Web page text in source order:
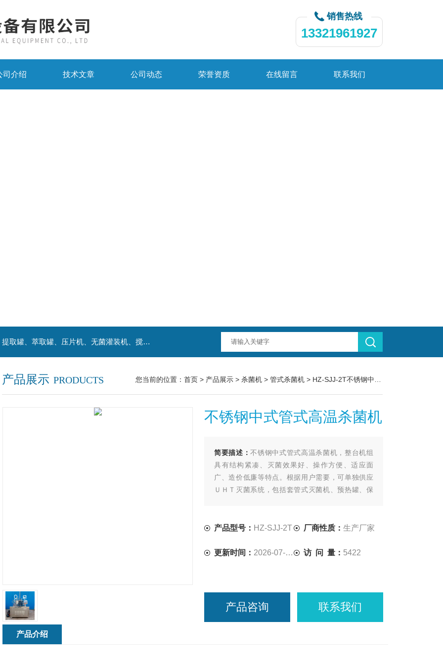
销售热线
13321961927
司介绍 技术文章 公司动态 荣誉资质 在线留言 联系我们
主营产品：喷雾干燥机、提取浓缩机组、杀菌机、提取罐、萃取罐、压片机、无菌灌装机、搅拌罐、发酵罐、等罐类。
产品展示 PRODUCTS 您当前的位置： 首页 > 产品展示 > 杀菌机 > 管式杀菌机 > HZ-SJJ-2T不锈钢中式管式高温杀菌机
不锈钢中式管式高温杀菌机
简要描述：不锈钢中式管式高温杀菌机，整台机组
具有结构紧凑、灭菌效果好、操作方便、适应面
广、造价低廉等特点。根据用户需要，可单独供应
ＵＨＴ灭菌系统，包括套管式灭菌机、预热罐、保
灭菌系统和闪蒸脱气系统。1、食品工业：茶饮料、
品饮料。2、医药工业：各型糖浆、营养液、中成
产品型号： HZ-SJJ-2T 厂商性质：生产厂家
更新时间： 2026-07-17 访 问 量： 5422
产品咨询 联系我们
产品介绍